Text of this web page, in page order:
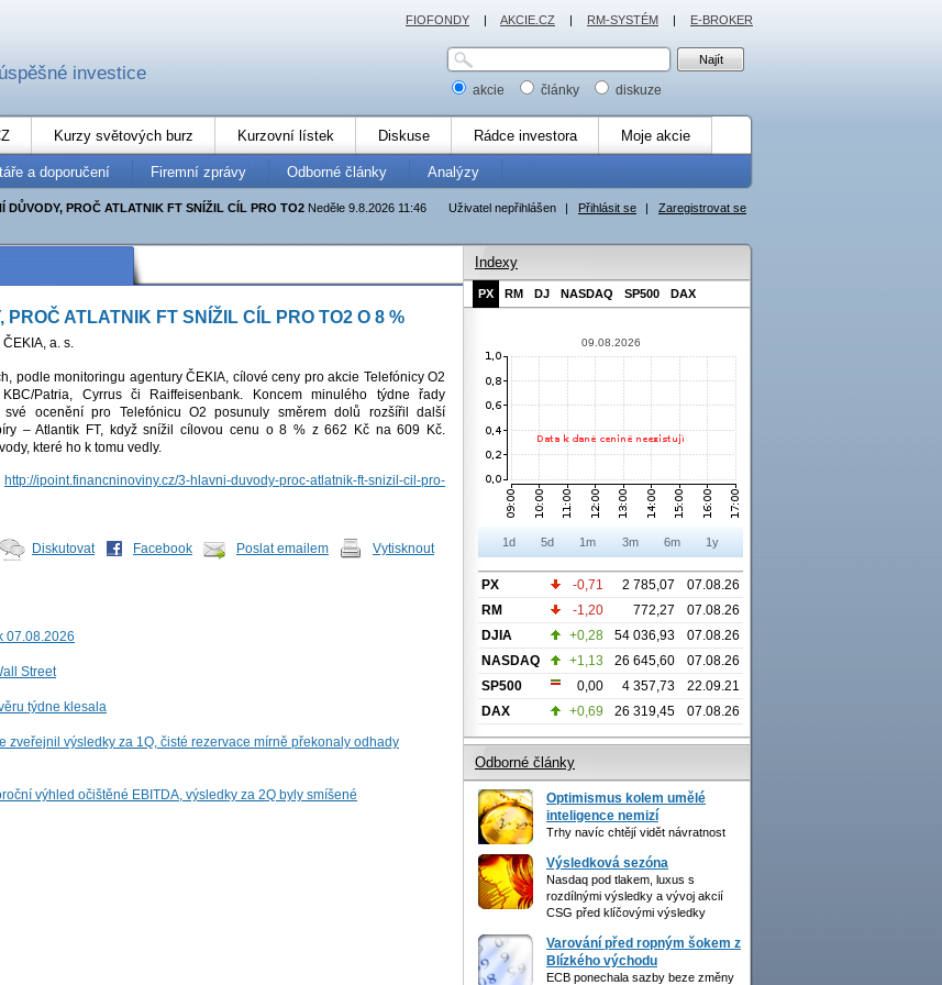
investice
akcie články diskuze
Kurzy světových burz Kurzovní lístek Diskuse Rádce investora Moje akcie
a doporučení Firemní zprávy Odborné články Analýzy
Uživatel nepřihlášen | Přihlásit se | Zaregistrovat se
Neděle 9.8.2026 11:46
DŮVODY, PROČ ATLATNIK FT SNÍŽIL CÍL PRO TO2
PROČ ATLATNIK FT SNÍŽIL CÍL PRO TO2 O 8 %
ČEKIA, a. s.
podle monitoringu agentury ČEKIA, cílové ceny pro akcie Telefónicy O2
Patria, Cyrrus či Raiffeisenbank. Koncem minulého týdne řady
své ocenění pro Telefónicu O2 posunuly směrem dolů rozšířil další
– Atlantik FT, když snížil cílovou cenu o 8 % z 662 Kč na 609 Kč.
které ho k tomu vedly.
http://ipoint.financninoviny.cz/3-hlavni-duvody-proc-atlatnik-ft-snizil-cil-pro-
Diskutovat Facebook Poslat emailem Vytisknout
07.08.2026
Street
týdne klesala
zveřejnil výsledky za 1Q, čisté rezervace mírně překonaly odhady
výhled očištěné EBITDA, výsledky za 2Q byly smíšené
Indexy
PX RM DJ NASDAQ SP500 DAX
09.08.2026
1d 5d 1m 3m 6m 1y
PX -0,71 2 785,07
07.08.26
RM
-1,20 772,27
07.08.26
DJIA
+0,28 54 036,93
07.08.26
NASDAQ
+1,13 26 645,60
07.08.26
SP500
0,00 4 357,73
22.09.21
DAX
+0,69 26 319,45 07.08.26
Odborné články
Optimismus kolem umělé
inteligence nemizí
Trhy navíc chtějí vidět návratnost
Výsledková sezóna
Nasdaq pod tlakem, luxus s
rozdílnými výsledky a vývoj akcií
CSG před klíčovými výsledky
Varování před ropným šokem z
Blízkého východu
ECB ponechala sazby beze změny
FIOFONDY | AKCIE.CZ | RM-SYSTÉM | E-BROKER